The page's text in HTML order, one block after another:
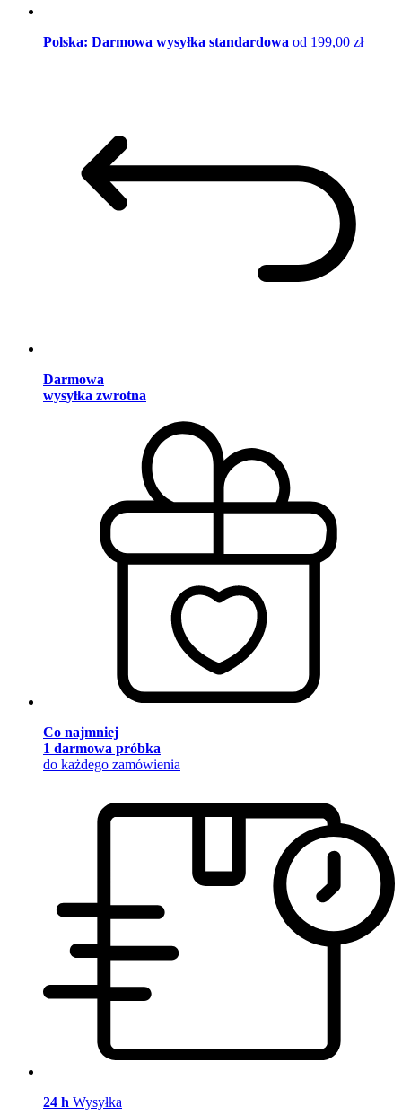
Polska: Darmowa wysyłka standardowa od 199,00 zł
Darmowa
wysyłka zwrotna
Co najmniej
1 darmowa próbka
do każdego zamówienia
24 h Wysyłka